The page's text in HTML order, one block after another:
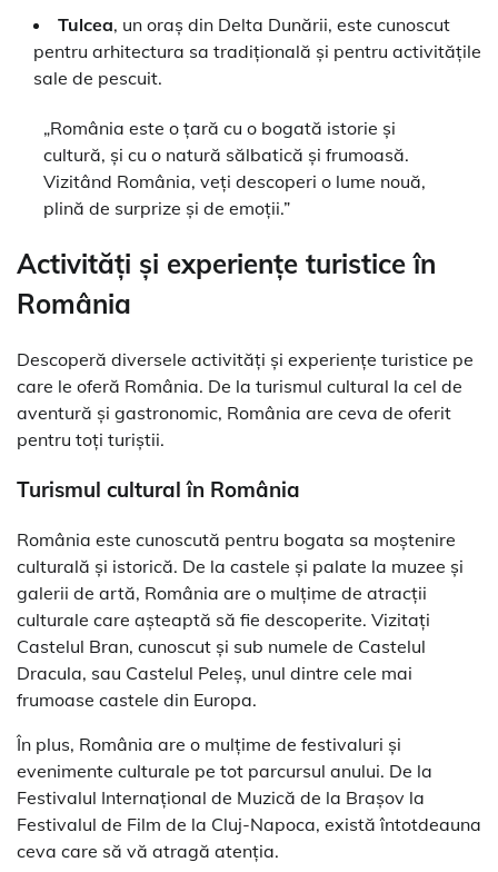
Tulcea, un oraș din Delta Dunării, este cunoscut
pentru arhitectura sa tradițională și pentru activitățile
sale de pescuit.
„România este o țară cu o bogată istorie și
cultură, și cu o natură sălbatică și frumoasă.
Vizitând România, veți descoperi o lume nouă,
plină de surprize și de emoții.”
Activități și experiențe turistice în
România
Descoperă diversele activități și experiențe turistice pe
care le oferă România. De la turismul cultural la cel de
aventură și gastronomic, România are ceva de oferit
pentru toți turiștii.
Turismul cultural în România
România este cunoscută pentru bogata sa moștenire
culturală și istorică. De la castele și palate la muzee și
galerii de artă, România are o mulțime de atracții
culturale care așteaptă să fie descoperite. Vizitați
Castelul Bran, cunoscut și sub numele de Castelul
Dracula, sau Castelul Peleș, unul dintre cele mai
frumoase castele din Europa.
În plus, România are o mulțime de festivaluri și
evenimente culturale pe tot parcursul anului. De la
Festivalul Internațional de Muzică de la Brașov la
Festivalul de Film de la Cluj-Napoca, există întotdeauna
ceva care să vă atragă atenția.